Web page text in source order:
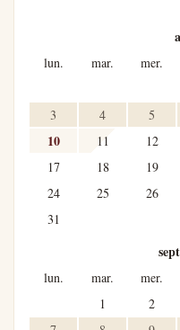
lun. mar. mer.
3
4 5
10
11 12
17
18 19
24
25 26
31
lun. mar. mer.
1
2